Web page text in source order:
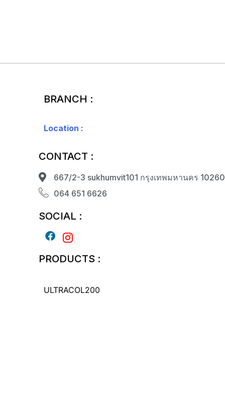
BRANCH :
Location :
CONTACT :
667/2-3 sukhumvit101 กรุงเทพมหานคร 10260
064 651 6626
SOCIAL :
PRODUCTS :
ULTRACOL200